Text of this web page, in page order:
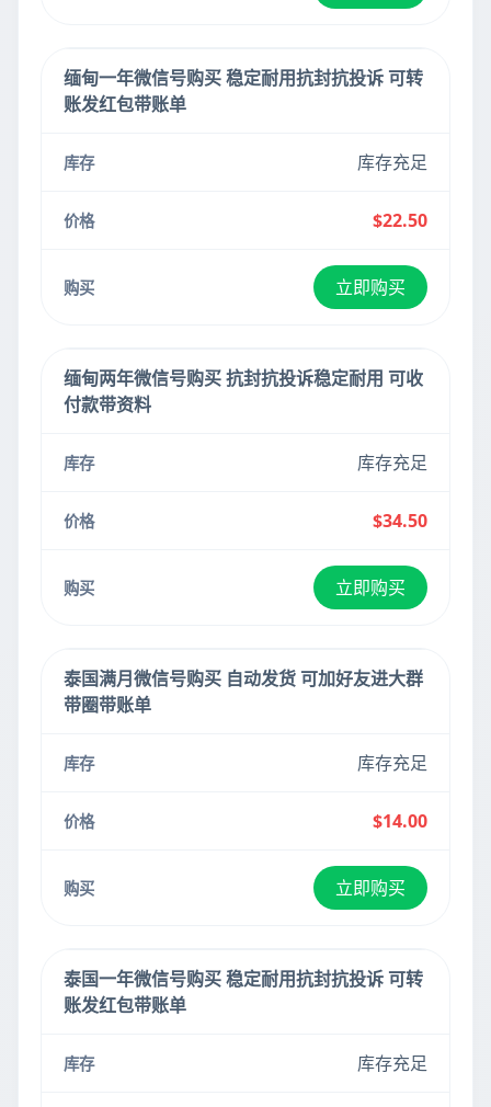
缅甸一年微信号购买 稳定耐用抗封抗投诉 可转
账发红包带账单
库存充足
$22.50
立即购买
缅甸两年微信号购买 抗封抗投诉稳定耐用 可收
付款带资料
库存充足
$34.50
立即购买
泰国满月微信号购买 自动发货 可加好友进大群
带圈带账单
库存充足
$14.00
立即购买
泰国一年微信号购买 稳定耐用抗封抗投诉 可转
账发红包带账单
库存充足